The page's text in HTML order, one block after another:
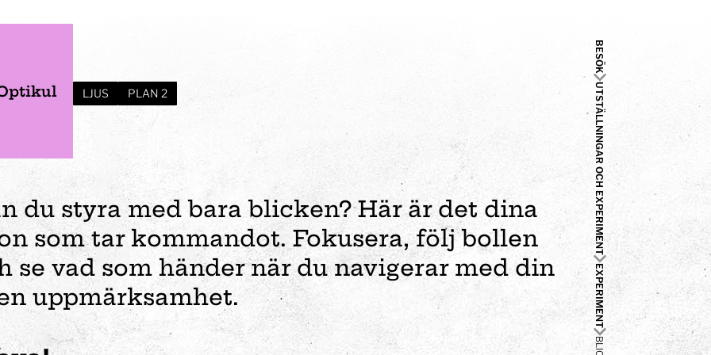
Planera ditt besök
Öppettider
Event
Bröllop
Förskola
Fortbildning
Verksamhet
Vem var Tom Tit?
BESÖK
UTSTÄLLNINGAR OCH EXPERIMENT
EXPERIMENT
LJUS PLAN 2
du styra med bara blicken? Här är det dina
som tar kommandot. Fokusera, följ bollen
se vad som händer när du navigerar med din
uppmärksamhet.